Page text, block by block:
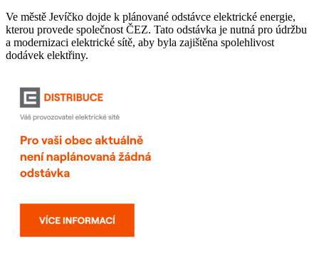
Ve městě Jevíčko dojde k plánované odstávce elektrické energie,
kterou provede společnost ČEZ. Tato odstávka je nutná pro údržbu
a modernizaci elektrické sítě, aby byla zajištěna spolehlivost
dodávek elektřiny.